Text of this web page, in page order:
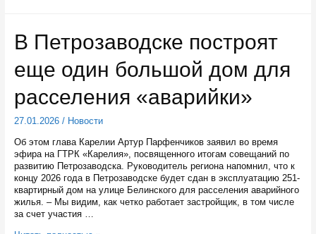
построят
ФАП
В Петрозаводске построят
еще один большой дом для
расселения «аварийки»
27.01.2026/ Новости
Об этом глава Карелии Артур Парфенчиков заявил во время
эфира на ГТРК «Карелия», посвященного итогам совещаний по
развитию Петрозаводска. Руководитель региона напомнил, что к
концу 2026 года в Петрозаводске будет сдан в эксплуатацию 251-
квартирный дом на улице Белинского для расселения аварийного
жилья. – Мы видим, как четко работает застройщик, в том числе
за счет участия …